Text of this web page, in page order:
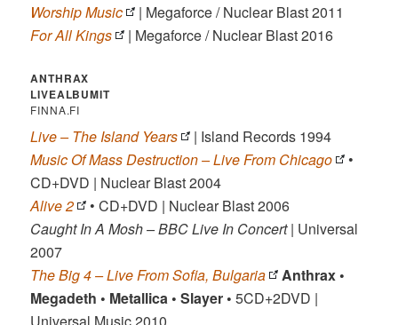
Worship Music
| Megaforce / Nuclear Blast 2011
For All Kings
| Megaforce / Nuclear Blast 2016
ANTHRAX
LIVEALBUMIT
FINNA.FI
Live – The Island Years
| Island Records 1994
Music Of Mass Destruction – Live From Chicago
•
CD+DVD | Nuclear Blast 2004
Alive 2
• CD+DVD | Nuclear Blast 2006
Caught In A Mosh – BBC Live In Concert| Universal
2007
The Big 4 – Live From Sofia, Bulgaria
Anthrax •
Megadeth • Metallica • Slayer • 5CD+2DVD |
Universal Music 2010